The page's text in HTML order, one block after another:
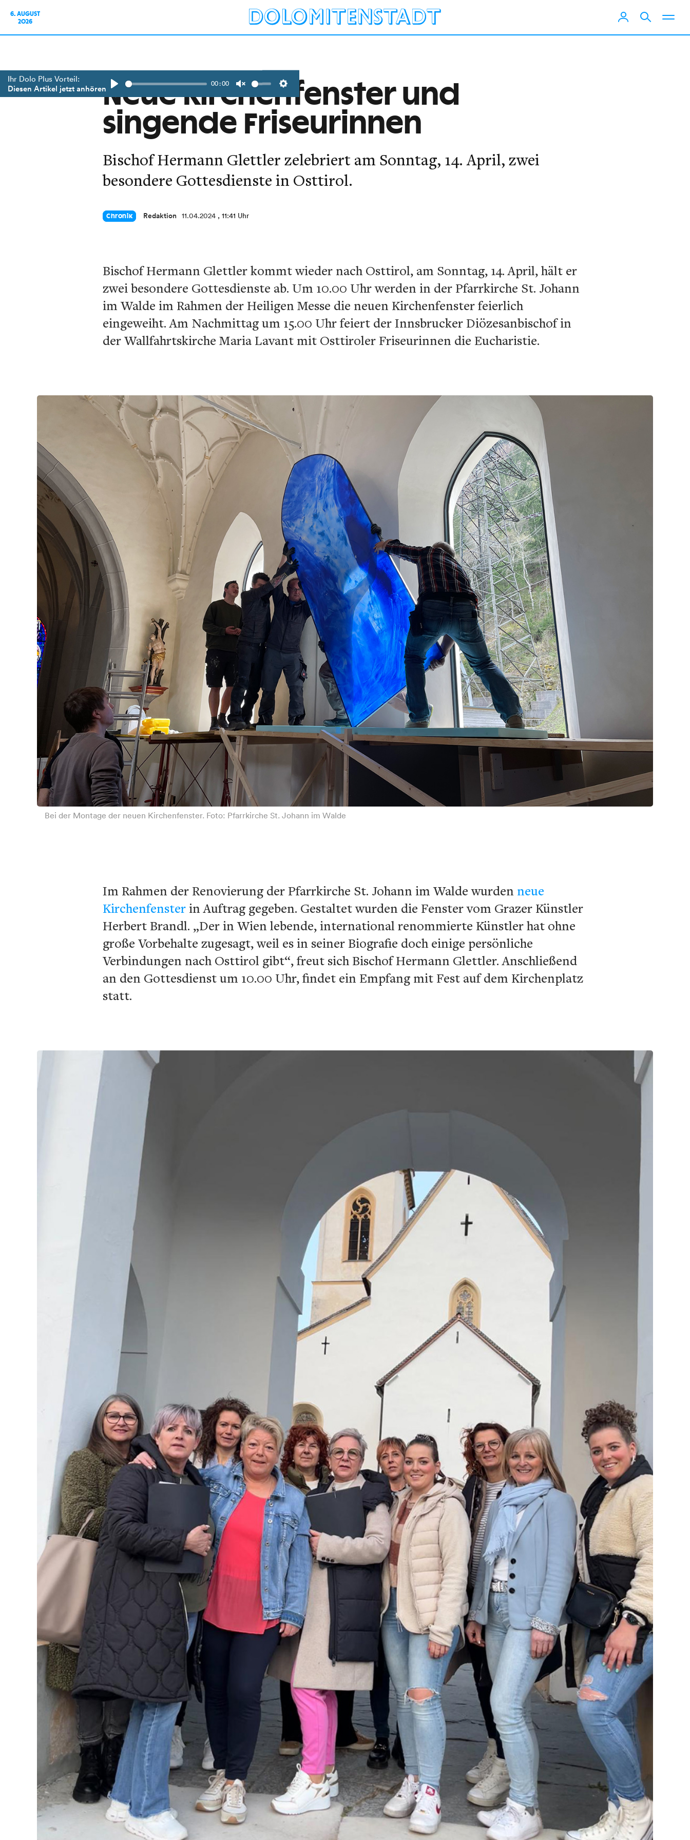
6. AUGUST
2026
Ihr Dolo Plus Vorteil:
Diesen Artikel jetzt anhören 00:00
Settings
Neue Kirchenfenster und
singende Friseurinnen
Bischof Hermann Glettler zelebriert am Sonntag, 14. April, zwei
besondere Gottesdienste in Osttirol.
Chronik Redaktion 11.04.2024 , 11:41 Uhr
Bischof Hermann Glettler kommt wieder nach Osttirol, am Sonntag, 14. April, hält er
zwei besondere Gottesdienste ab. Um 10.00 Uhr werden in der Pfarrkirche St. Johann
im Walde im Rahmen der Heiligen Messe die neuen Kirchenfenster feierlich
eingeweiht. Am Nachmittag um 15.00 Uhr feiert der Innsbrucker Diözesanbischof in
der Wallfahrtskirche Maria Lavant mit Osttiroler Friseurinnen die Eucharistie.
Bei der Montage der neuen Kirchenfenster. Foto: Pfarrkirche St. Johann im Walde
Im Rahmen der Renovierung der Pfarrkirche St. Johann im Walde wurden neue
Kirchenfenster in Auftrag gegeben. Gestaltet wurden die Fenster vom Grazer Künstler
Herbert Brandl. „Der in Wien lebende, international renommierte Künstler hat ohne
große Vorbehalte zugesagt, weil es in seiner Biografie doch einige persönliche
Verbindungen nach Osttirol gibt“, freut sich Bischof Hermann Glettler. Anschließend
an den Gottesdienst um 10.00 Uhr, findet ein Empfang mit Fest auf dem Kirchenplatz
statt.